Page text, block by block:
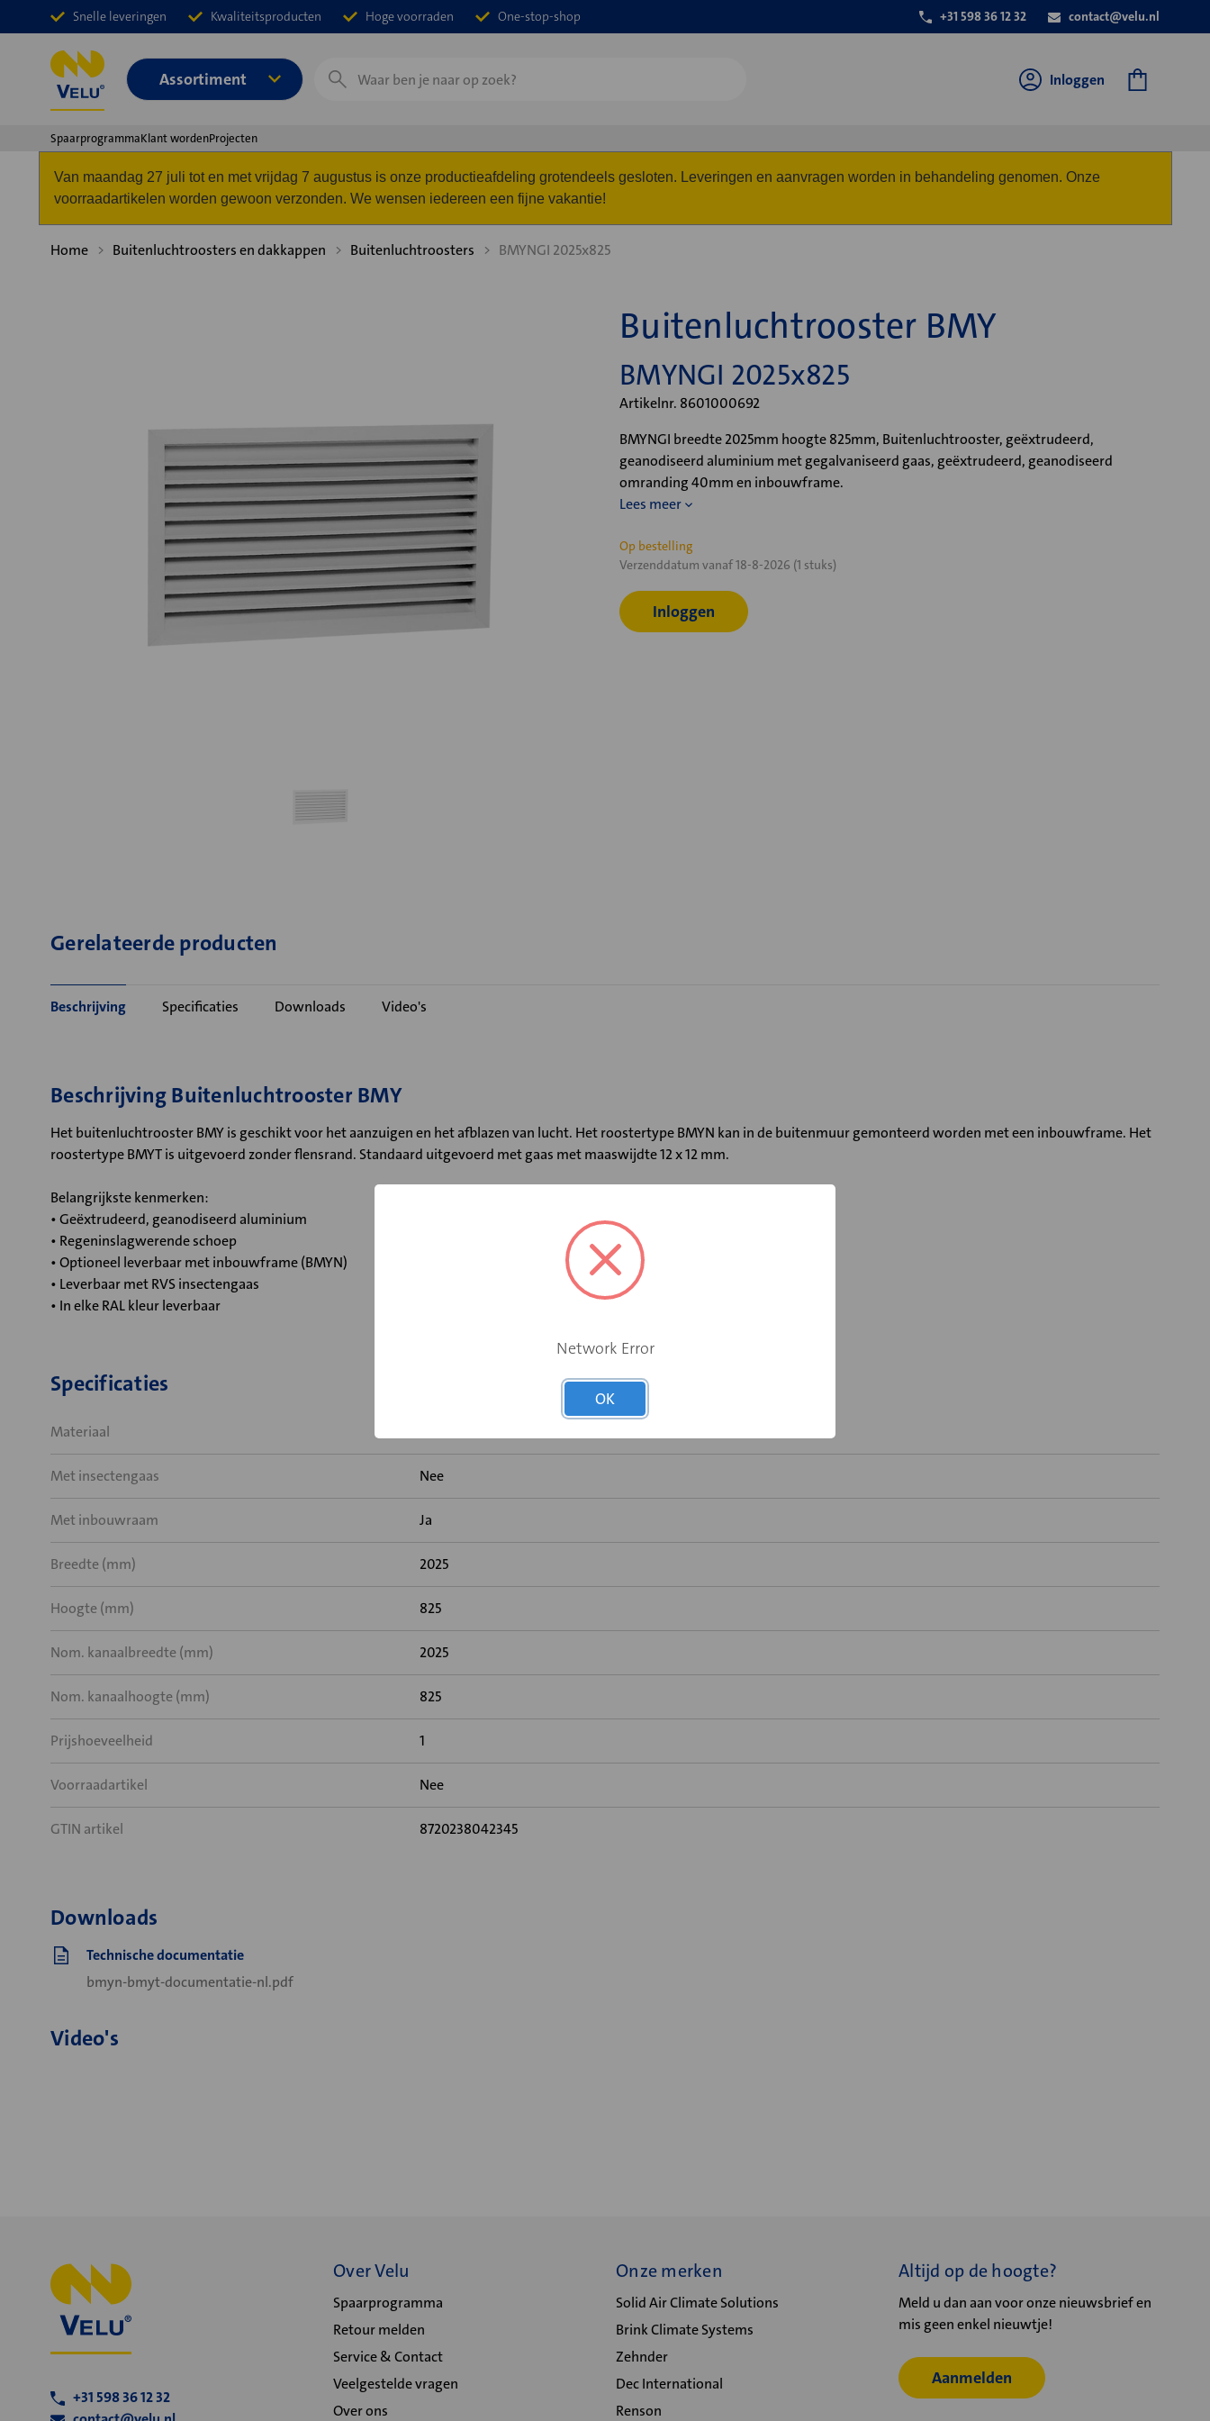
Snelle leveringen Kwaliteitsproducten Hoge voorraden One-stop-shop +31 598 36 12 32 contact@velu.nl
Assortiment
Zoeken
Inloggen
SpaarprogrammaKlant wordenProjecten
Van maandag 27 juli tot en met vrijdag 7 augustus is onze productieafdeling grotendeels gesloten. Leveringen en aanvragen worden in behandeling genomen. Onze
voorraadartikelen worden gewoon verzonden. We wensen iedereen een fijne vakantie!
Home Buitenluchtroosters en dakkappen Buitenluchtroosters BMYNGI 2025x825
Buitenluchtrooster BMY
BMYNGI 2025x825
Artikelnr. 8601000692
BMYNGI breedte 2025mm hoogte 825mm, Buitenluchtrooster, geëxtrudeerd,
geanodiseerd aluminium met gegalvaniseerd gaas, geëxtrudeerd, geanodiseerd
omranding 40mm en inbouwframe.
Lees meer
Huidige
voorraad:
Op bestelling
Verzenddatum vanaf 18-8-2026 (1 stuks)
Inloggen
Gerelateerde producten
Beschrijving Specificaties Downloads Video's
Beschrijving Buitenluchtrooster BMY
Het buitenluchtrooster BMY is geschikt voor het aanzuigen en het afblazen van lucht. Het roostertype BMYN kan in de buitenmuur gemonteerd worden met een inbouwframe. Het
roostertype BMYT is uitgevoerd zonder flensrand. Standaard uitgevoerd met gaas met maaswijdte 12 x 12 mm.
Belangrijkste kenmerken:
• Geëxtrudeerd, geanodiseerd aluminium
• Regeninslagwerende schoep
• Optioneel leverbaar met inbouwframe (BMYN)
• Leverbaar met RVS insectengaas
• In elke RAL kleur leverbaar
Specificaties
Materiaal
Met insectengaas Nee
Met inbouwraam Ja
Breedte (mm) 2025
Hoogte (mm) 825
Nom. kanaalbreedte (mm) 2025
Nom. kanaalhoogte (mm) 825
Prijshoeveelheid 1
Voorraadartikel Nee
GTIN artikel 8720238042345
Downloads
Technische documentatie
bmyn-bmyt-documentatie-nl.pdf
Video's
+31 598 36 12 32
Over Velu
Spaarprogramma
Retour melden
Service & Contact
Veelgestelde vragen
Over ons
Onze merken
Solid Air Climate Solutions
Brink Climate Systems
Zehnder
Dec International
Renson
Altijd op de hoogte?
Meld u dan aan voor onze nieuwsbrief en
mis geen enkel nieuwtje!
Aanmelden
Network Error
OK